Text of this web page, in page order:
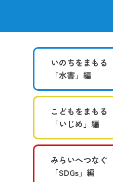
いのちをまもる
「水害」編
こどもをまもる
「いじめ」編
みらいへつなぐ
「SDGs」編